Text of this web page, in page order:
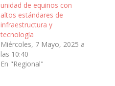
unidad de equinos con
altos estándares de
infraestructura y
tecnología
Miércoles, 7 Mayo, 2025 a
las 10:40
En "Regional"